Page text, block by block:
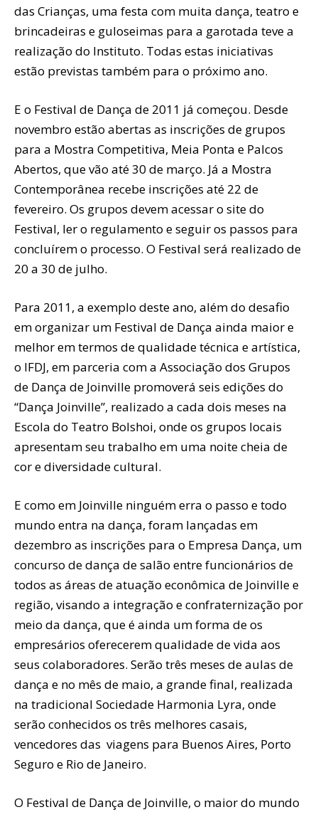
das Crianças, uma festa com muita dança, teatro e
brincadeiras e guloseimas para a garotada teve a
realização do Instituto. Todas estas iniciativas
estão previstas também para o próximo ano.
E o Festival de Dança de 2011 já começou. Desde
novembro estão abertas as inscrições de grupos
para a Mostra Competitiva, Meia Ponta e Palcos
Abertos, que vão até 30 de março. Já a Mostra
Contemporânea recebe inscrições até 22 de
fevereiro. Os grupos devem acessar o site do
Festival, ler o regulamento e seguir os passos para
concluírem o processo. O Festival será realizado de
20 a 30 de julho.
Para 2011, a exemplo deste ano, além do desafio
em organizar um Festival de Dança ainda maior e
melhor em termos de qualidade técnica e artística,
o IFDJ, em parceria com a Associação dos Grupos
de Dança de Joinville promoverá seis edições do
“Dança Joinville”, realizado a cada dois meses na
Escola do Teatro Bolshoi, onde os grupos locais
apresentam seu trabalho em uma noite cheia de
cor e diversidade cultural.
E como em Joinville ninguém erra o passo e todo
mundo entra na dança, foram lançadas em
dezembro as inscrições para o Empresa Dança, um
concurso de dança de salão entre funcionários de
todos as áreas de atuação econômica de Joinville e
região, visando a integração e confraternização por
meio da dança, que é ainda um forma de os
empresários oferecerem qualidade de vida aos
seus colaboradores. Serão três meses de aulas de
dança e no mês de maio, a grande final, realizada
na tradicional Sociedade Harmonia Lyra, onde
serão conhecidos os três melhores casais,
vencedores das viagens para Buenos Aires, Porto
Seguro e Rio de Janeiro.
O Festival de Dança de Joinville, o maior do mundo